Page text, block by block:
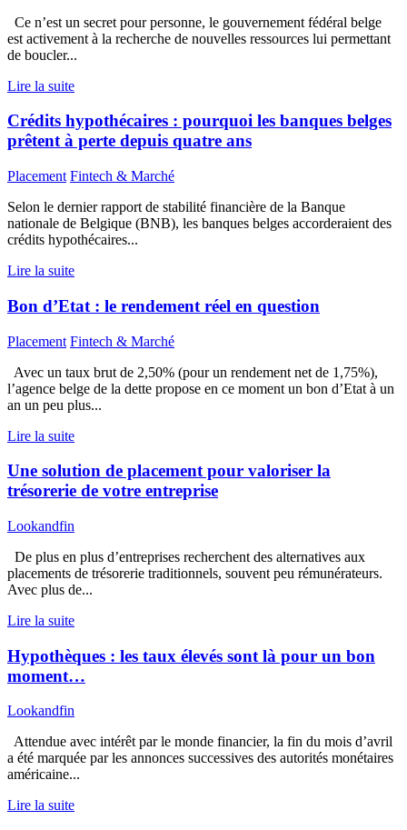
Ce n’est un secret pour personne, le gouvernement fédéral belge
est activement à la recherche de nouvelles ressources lui permettant
de boucler...
Lire la suite
Crédits hypothécaires : pourquoi les banques belges
prêtent à perte depuis quatre ans
Placement Fintech & Marché
Selon le dernier rapport de stabilité financière de la Banque
nationale de Belgique (BNB), les banques belges accorderaient des
crédits hypothécaires...
Lire la suite
Bon d’Etat : le rendement réel en question
Placement Fintech & Marché
Avec un taux brut de 2,50% (pour un rendement net de 1,75%),
l’agence belge de la dette propose en ce moment un bon d’Etat à un
an un peu plus...
Lire la suite
Une solution de placement pour valoriser la
trésorerie de votre entreprise
Lookandfin
De plus en plus d’entreprises recherchent des alternatives aux
placements de trésorerie traditionnels, souvent peu rémunérateurs.
Avec plus de...
Lire la suite
Hypothèques : les taux élevés sont là pour un bon
moment…
Lookandfin
Attendue avec intérêt par le monde financier, la fin du mois d’avril
a été marquée par les annonces successives des autorités monétaires
américaine...
Lire la suite